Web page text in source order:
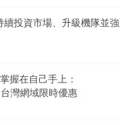
投資市場、升級機隊並強
握在自己手上：
灣網域限時優惠